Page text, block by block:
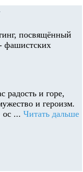
посвящённый
фашистских
радость и горе,
и героизм.
ос ... Читать дальше